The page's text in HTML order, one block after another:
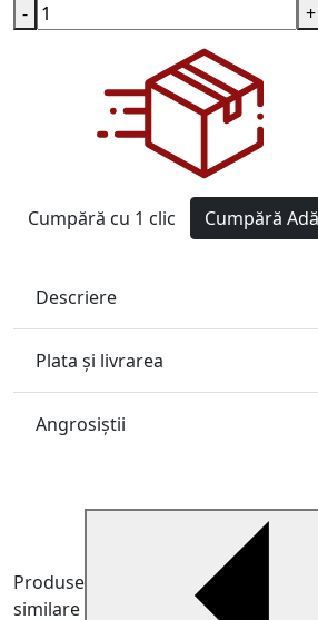
- +
Cumpără cu 1 clic Cumpără
Descriere
Plata și livrarea
Angrosiştii
Produse
similare